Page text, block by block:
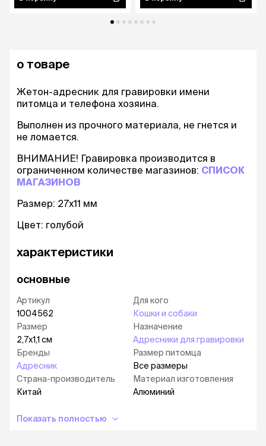
о товаре
Жетон-адресник для гравировки имени
питомца и телефона хозяина.
Выполнен из прочного материала, не гнется и
не ломается.
ВНИМАНИЕ! Гравировка производится в
ограниченном количестве магазинов: СПИСОК
МАГАЗИНОВ
Размер: 27х11 мм
Цвет: голубой
характеристики
основные
Артикул
1004562
Размер
2,7х1,1 см
Бренды
Адресник
Страна-производитель
Китай
Для кого
Кошки и собаки
Назначение
Адресники для гравировки
Размер питомца
Все размеры
Материал изготовления
Алюминий
Показать полностью